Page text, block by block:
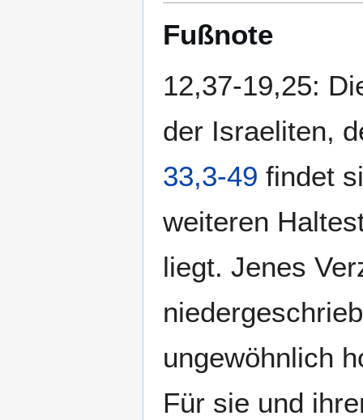
Fußnote
12,37-19,25:
der Israeliten,
33,3-49 findet
weiteren
liegt. Jenes
ungewöhnlich
Für sie und